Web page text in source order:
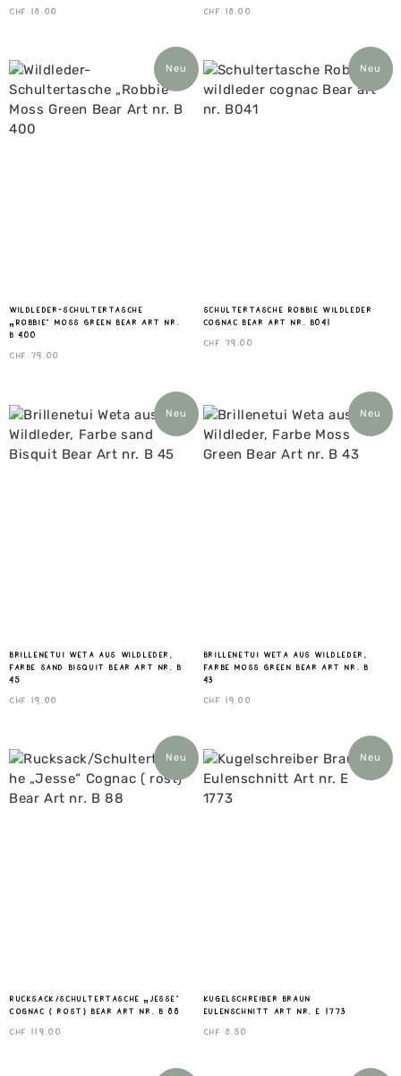
CHF 18.00 CHF 18.00
Neu
Wildleder-Schultertasche
„Robbie“ Moss Green Bear Art nr.
B 400
CHF 79.00
Neu
Schultertasche Robbie wildleder
cognac Bear art nr. B041
CHF 79.00
Neu
Brillenetui Weta aus Wildleder,
Farbe sand Bisquit Bear Art nr. B
45
CHF 19.00
Neu
Brillenetui Weta aus Wildleder,
Farbe Moss Green Bear Art nr. B
43
CHF 19.00
Neu
Rucksack/Schultertasche „Jesse“
Cognac ( rost) Bear Art nr. B 88
CHF 119.00
Neu
Kugelschreiber Braun
Eulenschnitt Art nr. E 1773
CHF 8.50